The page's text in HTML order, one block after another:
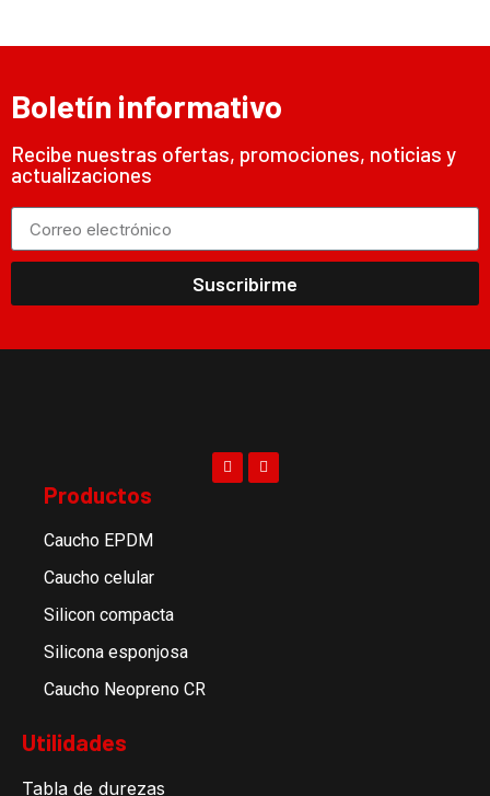
Boletín informativo
Recibe nuestras ofertas, promociones, noticias y
actualizaciones
Suscribirme
Productos
Caucho EPDM
Caucho celular
Silicon compacta
Silicona esponjosa
Caucho Neopreno CR
Utilidades
Tabla de durezas